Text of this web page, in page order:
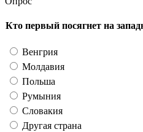
Кто первый посягнет на
Венгрия
Молдавия
Польша
Румыния
Словакия
Другая страна